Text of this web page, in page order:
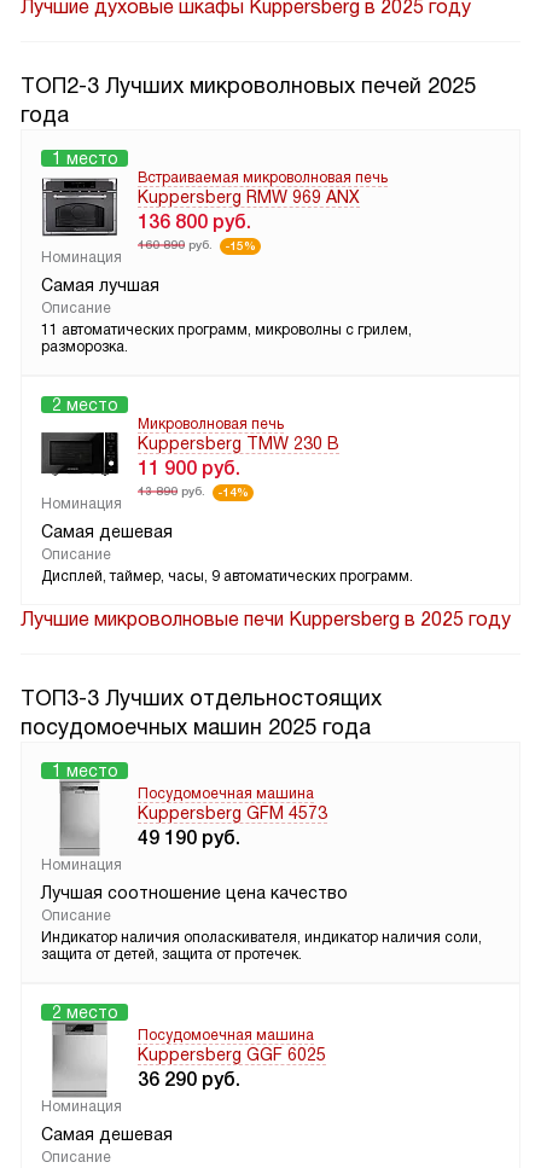
Лучшие духовые шкафы Kuppersberg в 2025 году
ТОП2-3 Лучших микроволновых печей 2025
года
1 место
Встраиваемая микроволновая печь
Kuppersberg RMW 969 ANX
136 800 руб.
160 890 руб. -15%
Номинация
Самая лучшая
Описание
11 автоматических программ, микроволны с грилем,
разморозка.
2 место
Микроволновая печь
Kuppersberg TMW 230 B
11 900 руб.
13 890 руб. -14%
Номинация
Самая дешевая
Описание
Дисплей, таймер, часы, 9 автоматических программ.
Лучшие микроволновые печи Kuppersberg в 2025 году
ТОП3-3 Лучших отдельностоящих
посудомоечных машин 2025 года
1 место
Посудомоечная машина
Kuppersberg GFM 4573
49 190 руб.
Номинация
Лучшая соотношение цена качество
Описание
Индикатор наличия ополаскивателя, индикатор наличия соли,
защита от детей, защита от протечек.
2 место
Посудомоечная машина
Kuppersberg GGF 6025
36 290 руб.
Номинация
Самая дешевая
Описание